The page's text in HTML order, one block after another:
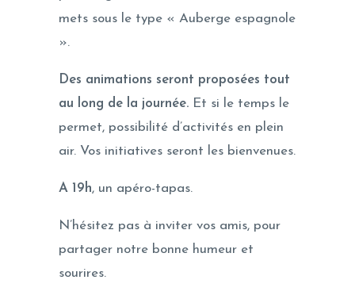
mets sous le type « Auberge espagnole
».
Des animations seront proposées tout
au long de la journée. Et si le temps le
permet, possibilité d’activités en plein
air. Vos initiatives seront les bienvenues.
A 19h, un apéro-tapas.
N’hésitez pas à inviter vos amis, pour
partager notre bonne humeur et
sourires.